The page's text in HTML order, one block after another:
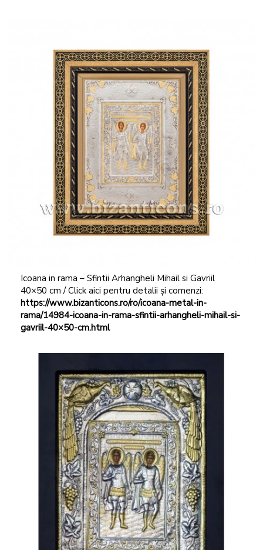
Icoana in rama – Sfintii Arhangheli Mihail si Gavriil
40×50 cm / Click aici pentru detalii și comenzi:
https://www.bizanticons.ro/ro/icoana-metal-in-
rama/14984-icoana-in-rama-sfintii-arhangheli-mihail-si-
gavriil-40×50-cm.html